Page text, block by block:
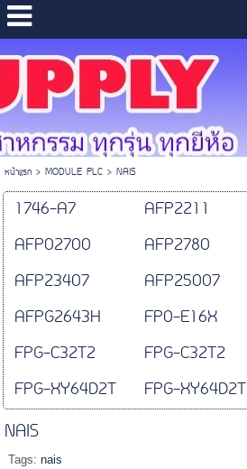
หน้าแรก> MODULE PLC> NAIS
1746-A7 AFP2211
AFP02700
AFP2780
AFP23407
AFP25007
AFPG2643H
FP0-E16X
FPG-C32T2
FPG-C32T2
FPG-XY64D2T
FPG-XY64D2T
NAIS
Tags: nais